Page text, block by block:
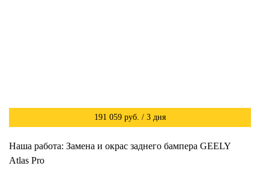
191 059 руб. / 3 дня
Наша работа: Замена и окрас заднего бампера GEELY
Atlas Pro